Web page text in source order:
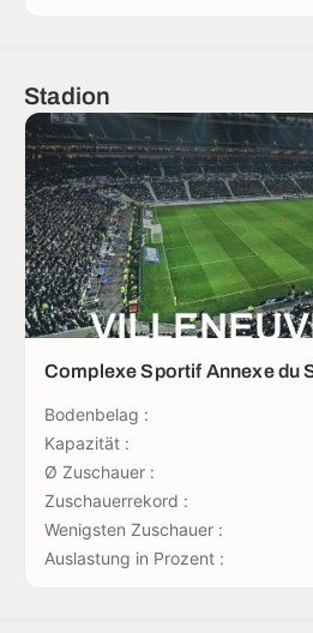
Stadion
Complexe Sportif Annexe du
Bodenbelag :
Kapazität :
Ø Zuschauer :
Zuschauerrekord :
Wenigsten Zuschauer :
Auslastung in Prozent :